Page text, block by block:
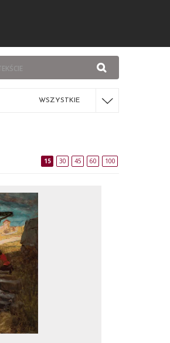
WSZYSTKIE
15 30 45 60 100